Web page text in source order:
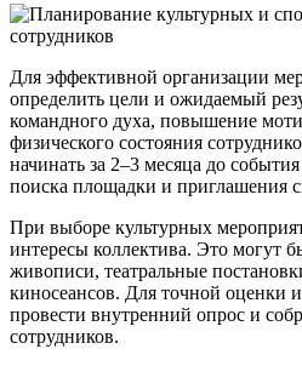
Для эффективной организации
определить цели и ожидаемый
командного духа, повышение
физического состояния
начинать за 2–3 месяца до
поиска площадки и приглашения
При выборе культурных
интересы коллектива. Это могут
живописи, театральные
киносеансов. Для точной оценки
провести внутренний опрос и
сотрудников.